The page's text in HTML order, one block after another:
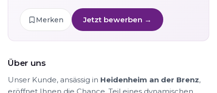
Merken Jetzt bewerben →
Über uns
Unser Kunde, ansässig in Heidenheim an der Brenz,